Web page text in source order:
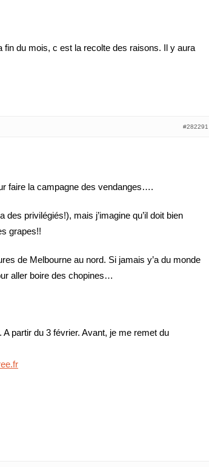
fin du mois, c est la recolte des raisons. Il y aura
#282291
faire la campagne des vendanges….
des privilégiés!), mais j’imagine qu’il doit bien
grapes!!
de Melbourne au nord. Si jamais y’a du monde
aller boire des chopines…
partir du 3 février. Avant, je me remet du